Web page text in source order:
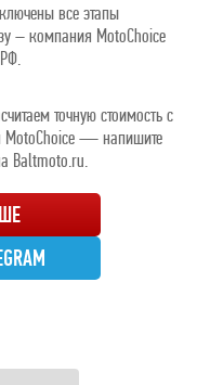
все этапы
– компания MotoChoice
точную стоимость с
MotoChoice — напишите
Baltmoto.ru.